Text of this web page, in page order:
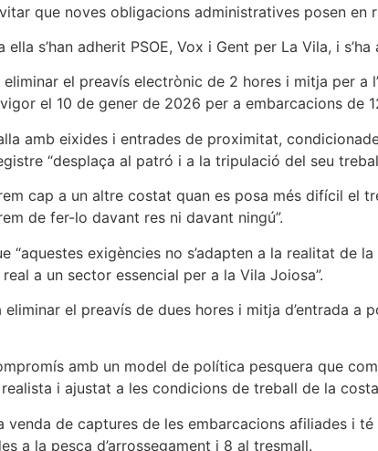
que noves obligacions administratives posen en
s’han adherit PSOE, Vox i Gent per La Vila, i
el preavís electrònic de 2 hores i mitja per a
el 10 de gener de 2026 per a embarcacions de
amb eixides i entrades de proximitat,
“desplaça al patró i a la tripulació del seu
cap a un altre costat quan es posa més difícil el
de fer-lo davant res ni davant ningú”.
“aquestes exigències no s’adapten a la realitat de
a un sector essencial per a la Vila Joiosa”.
el preavís de dues hores i mitja d’entrada
amb un model de política pesquera que
i ajustat a les condicions de treball de la
venda de captures de les embarcacions afiliades i
a la pesca d’arrossegament i 8 al tresmall.